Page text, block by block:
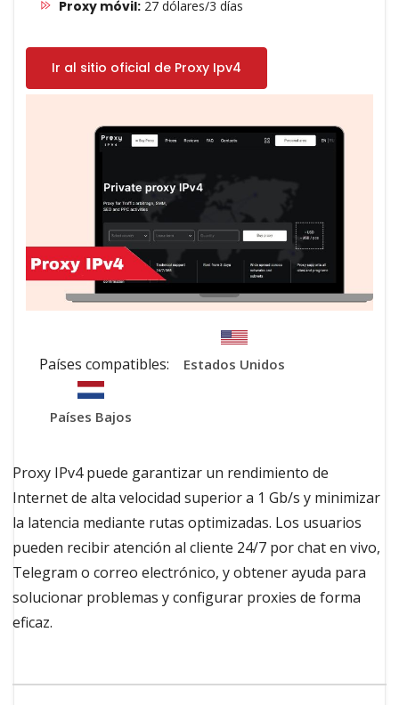
Proxy móvil:27 dólares/3 días
Ir al sitio oficial de Proxy Ipv4
Países compatibles: Estados Unidos
Países Bajos
Proxy IPv4 puede garantizar un rendimiento de
Internet de alta velocidad superior a 1 Gb/s y minimizar
la latencia mediante rutas optimizadas. Los usuarios
pueden recibir atención al cliente 24/7 por chat en vivo,
Telegram o correo electrónico, y obtener ayuda para
solucionar problemas y configurar proxies de forma
eficaz.